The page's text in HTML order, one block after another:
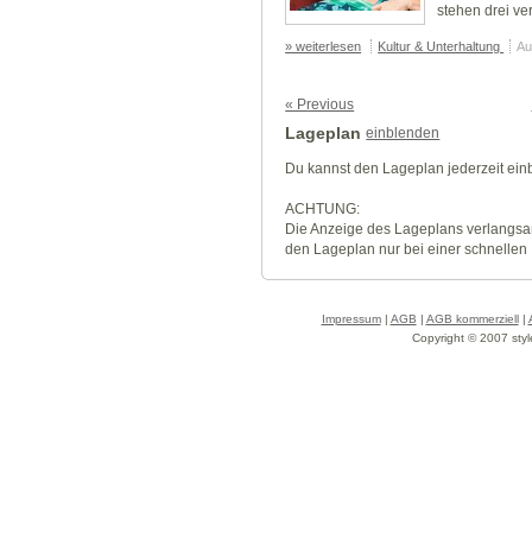
stehen drei
» weiterlesen Kultur & Unterhaltung
« Previous
Lageplan einblenden
Du kannst den Lageplan jederzeit
ACHTUNG:
Die Anzeige des Lageplans
den Lageplan nur bei einer
Impressum| AGB | AGB kommerziell|
Copyright © 2007